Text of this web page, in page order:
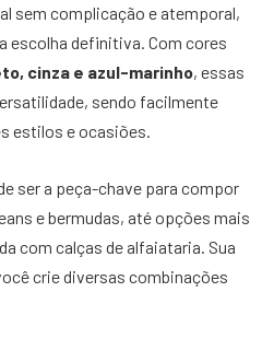
sem complicação e atemporal,
escolha definitiva. Com cores
cinza e azul-marinho, essas
sendo facilmente
estilos e ocasiões.
ser a peça-chave para compor
e bermudas, até opções mais
com calças de alfaiataria. Sua
crie diversas combinações